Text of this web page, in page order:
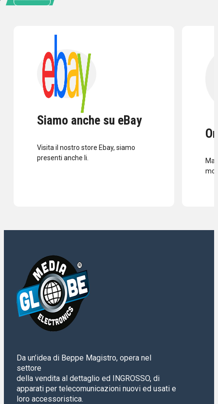
Siamo anche su eBay
Visita il nostro store Ebay, siamo
presenti anche li.
Da un’idea di Beppe Magistro, opera nel
settore
della vendita al dettaglio ed INGROSSO, di
apparati per telecomunicazioni nuovi ed usati e
loro accessoristica.